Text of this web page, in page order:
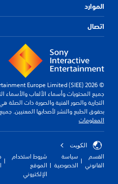
الموارد
اتصال
© 2026 Sony Interactive Entertainment Europe Limited (SIEE)
جميع المحتويات وأسماء الألعاب والأسماء
التجارية والصور الفنية والصورة ذات الصلة
بحقوق الطبع والنشر لأصحابها المعنيين.
المعلومات
الكويت‎
القسم
القانوني
سياسة
الخصوصية
شروط استخدام
الموقع
الإلكتروني